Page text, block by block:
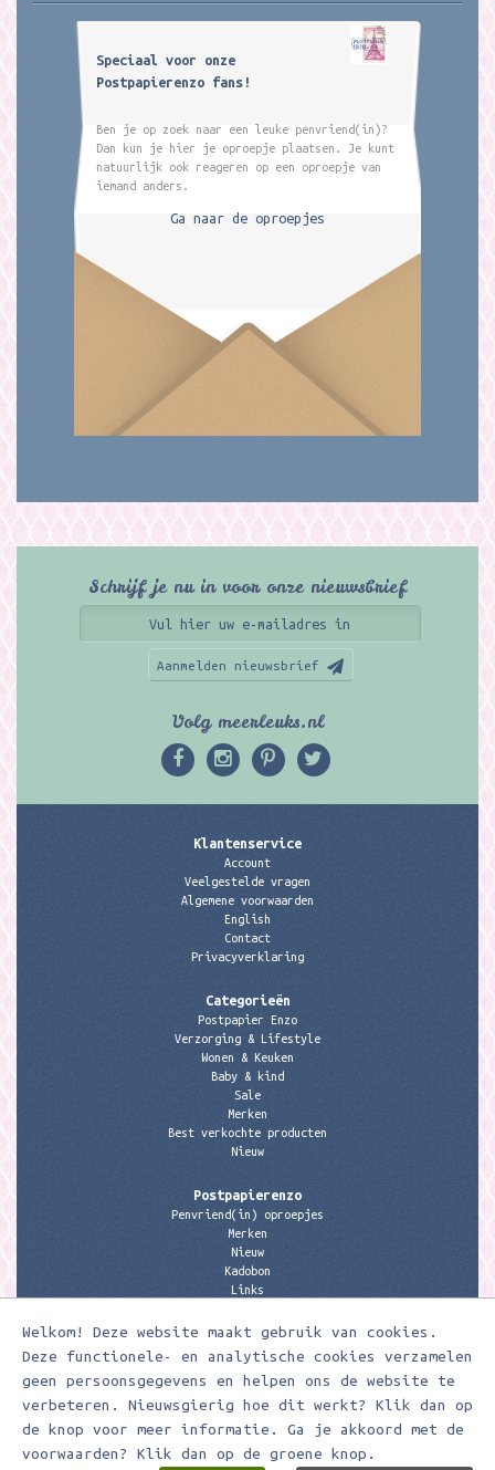
Welkom! Deze website maakt gebruik van cookies.
Deze functionele- en analytische cookies verzamelen
geen persoonsgegevens en helpen ons de website te
verbeteren. Nieuwsgierig hoe dit werkt? Klik dan op
de knop voor meer informatie. Ga je akkoord met de
voorwaarden? Klik dan op de groene knop.
Speciaal voor onze
Postpapierenzo fans!
Ben je op zoek naar een leuke penvriend(in)?
Dan kun je hier je oproepje plaatsen. Je kunt
natuurlijk ook reageren op een oproepje van
iemand anders.
Ga naar de oproepjes
Schrijf je nu in voor onze nieuwsbrief
Aanmelden nieuwsbrief
Volg meerleuks.nl
Klantenservice
Account
Veelgestelde vragen
Algemene voorwaarden
English
Contact
Privacyverklaring
Categorieën
Postpapier Enzo
Verzorging & Lifestyle
Wonen & Keuken
Baby & kind
Sale
Merken
Best verkochte producten
Nieuw
Postpapierenzo
Penvriend(in) oproepjes
Merken
Nieuw
Kadobon
Links
Contactgegevens
Meerleuks
anita@meerleuks.nl
06 – 107 163 36
KVK nummer: 58807179
BTW nummer: 853190859B01